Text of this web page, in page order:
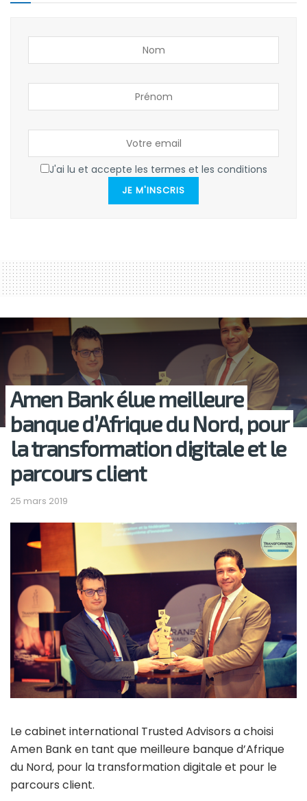
J'ai lu et accepte les termes et les conditions
JE M'INSCRIS
Amen Bank élue meilleure
banque d’Afrique du Nord, pour
la transformation digitale et le
parcours client
25 mars 2019
Le cabinet international Trusted Advisors a choisi
Amen Bank en tant que meilleure banque d’Afrique
du Nord, pour la transformation digitale et pour le
parcours client.